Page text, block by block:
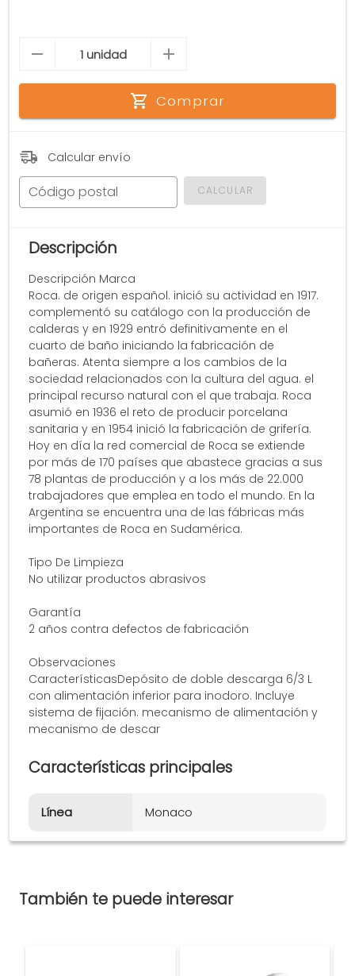
Comprar
Calcular envío
Código postal CALCULAR
Descripción
Descripción Marca
Roca. de origen español. inició su actividad en 1917.
complementó su catálogo con la producción de
calderas y en 1929 entró definitivamente en el
cuarto de baño iniciando la fabricación de
bañeras. Atenta siempre a los cambios de la
sociedad relacionados con la cultura del agua. el
principal recurso natural con el que trabaja. Roca
asumió en 1936 el reto de producir porcelana
sanitaria y en 1954 inició la fabricación de grifería.
Hoy en día la red comercial de Roca se extiende
por más de 170 países que abastece gracias a sus
78 plantas de producción y a los más de 22.000
trabajadores que emplea en todo el mundo. En la
Argentina se encuentra una de las fábricas más
importantes de Roca en Sudamérica.
Tipo De Limpieza
No utilizar productos abrasivos
Garantía
2 años contra defectos de fabricación
Observaciones
CaracterísticasDepósito de doble descarga 6/3 L
con alimentación inferior para inodoro. Incluye
sistema de fijación. mecanismo de alimentación y
mecanismo de descar
Características principales
Línea Monaco
También te puede interesar